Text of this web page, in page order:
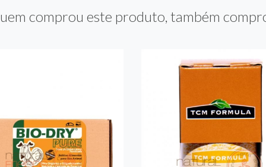
comprou este produto, também